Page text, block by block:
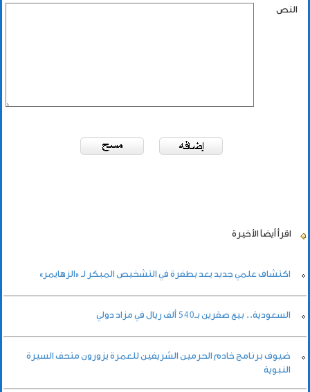
النص
اقرأ أيضاً الأخيرة
اكتشاف علمي جديد يعد بطفرة في التشخيص المبكر لـ «الزهايمر»
السعودية.. بيع صقرين بـ540 ألف ريال في مزاد دولي
ضيوف برنامج خادم الحرمين الشريفين للعمرة يزورون متحف السيرة
النبوية